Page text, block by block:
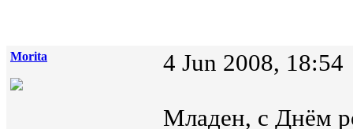
Morita 4 Jun 2008, 18:54
Младен, с Днём